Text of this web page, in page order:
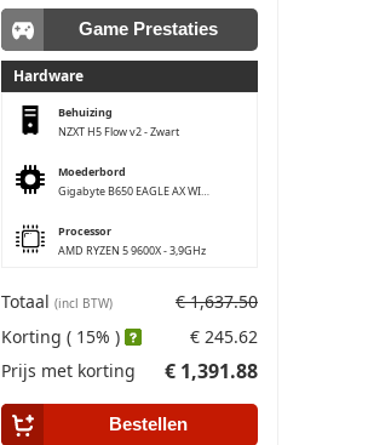
Game Prestaties
Hardware
Behuizing
NZXT H5 Flow v2 - Zwart
Moederbord
Gigabyte B650 EAGLE AX WIFI6E
Processor
AMD RYZEN 5 9600X - 3,9GHz
Kingston FURY Beast 16GB (5600Mhz)
Opslag #1
Kingston NV3 1TB (M.2)
Opslag #2
Geen opslag schijf
Totaal (incl BTW)
€ 1,637.50
Korting ( 15% )
€ 245.62
Prijs met korting
€ 1,391.88
Bestellen